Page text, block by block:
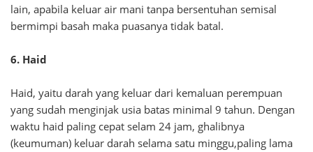
lain, apabila keluar air mani tanpa bersentuhan semisal
bermimpi basah maka puasanya tidak batal.
6. Haid
Haid, yaitu darah yang keluar dari kemaluan perempuan
yang sudah menginjak usia batas minimal 9 tahun. Dengan
waktu haid paling cepat selam 24 jam, ghalibnya
(keumuman) keluar darah selama satu minggu,paling lama